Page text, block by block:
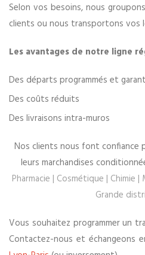
Selon vos besoins, nous
clients ou nous transportons vos
Les avantages de notre ligne
Des départs programmés et
Des coûts réduits
Des livraisons intra-muros
Nos clients nous font confiance
leurs marchandises
Pharmacie | Cosmétique | Chimie
Grande
Vous souhaitez programmer un
Contactez-nous et échangeons